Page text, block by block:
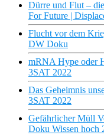
Dürre und Flut –
For Future |
Flucht vor dem
DW Doku
mRNA Hype oder
3SAT 2022
Das Geheimnis
3SAT 2022
Gefährlicher Müll
Doku Wissen hoch